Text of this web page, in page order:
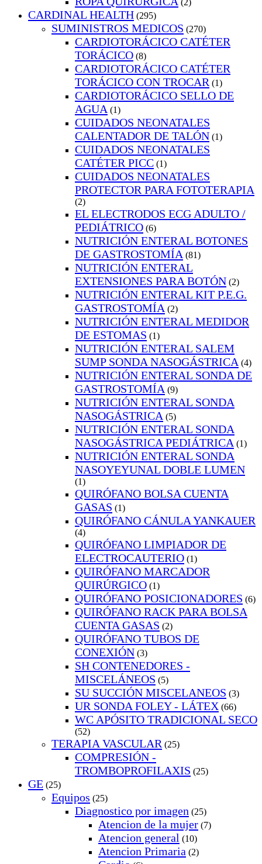
(2)
CARDINAL HEALTH (295)
SUMINISTROS MEDICOS (270)
CARDIOTORÁCICO CATÉTER
TORÁCICO (8)
CARDIOTORÁCICO CATÉTER
TORÁCICO CON TROCAR (1)
CARDIOTORÁCICO SELLO DE
AGUA (1)
CUIDADOS NEONATALES
CALENTADOR DE TALÓN (1)
CUIDADOS NEONATALES
CATÉTER PICC (1)
CUIDADOS NEONATALES
PROTECTOR PARA FOTOTERAPIA
(2)
EL ELECTRODOS ECG ADULTO /
PEDIÁTRICO (6)
NUTRICIÓN ENTERAL BOTONES
DE GASTROSTOMÍA (81)
NUTRICIÓN ENTERAL
EXTENSIONES PARA BOTÓN (2)
NUTRICIÓN ENTERAL KIT P.E.G.
GASTROSTOMÍA (2)
NUTRICIÓN ENTERAL MEDIDOR
DE ESTOMAS (1)
NUTRICIÓN ENTERAL SALEM
SUMP SONDA NASOGÁSTRICA (4)
NUTRICIÓN ENTERAL SONDA DE
GASTROSTOMÍA (9)
NUTRICIÓN ENTERAL SONDA
NASOGÁSTRICA (5)
NUTRICIÓN ENTERAL SONDA
NASOGÁSTRICA PEDIÁTRICA (1)
NUTRICIÓN ENTERAL SONDA
NASOYEYUNAL DOBLE LUMEN
(1)
QUIRÓFANO BOLSA CUENTA
GASAS (1)
QUIRÓFANO CÁNULA YANKAUER
(4)
QUIRÓFANO LIMPIADOR DE
ELECTROCAUTERIO (1)
QUIRÓFANO MARCADOR
QUIRÚRGICO (1)
QUIRÓFANO POSICIONADORES (6)
QUIRÓFANO RACK PARA BOLSA
CUENTA GASAS (2)
QUIRÓFANO TUBOS DE
CONEXIÓN (3)
SH CONTENEDORES -
MISCELÁNEOS (5)
SU SUCCIÓN MISCELANEOS (3)
UR SONDA FOLEY - LÁTEX (66)
WC APÓSITO TRADICIONAL SECO
(52)
TERAPIA VASCULAR (25)
COMPRESIÓN -
TROMBOPROFILAXIS (25)
GE (25)
Equipos (25)
Diagnostico por imagen (25)
Atencion de la mujer (7)
Atencion general (10)
Atencion Primaria (2)